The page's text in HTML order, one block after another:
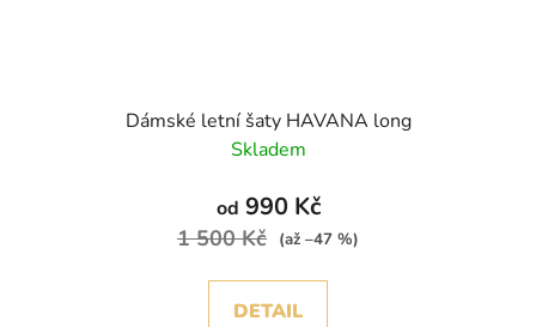
Dámské letní šaty HAVANA long
Skladem
od 990 Kč
1 500 Kč (až –47 %)
DETAIL